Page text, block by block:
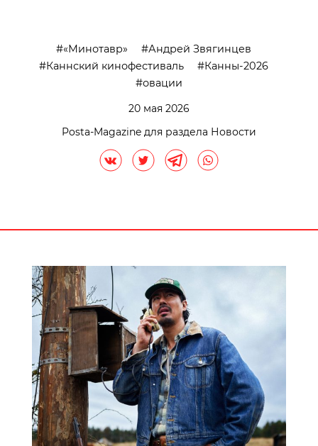
«Минотавр»
Андрей Звягинцев
Каннский кинофестиваль
Канны-2026
овации
20 мая 2026
Posta-Magazine для раздела Новости